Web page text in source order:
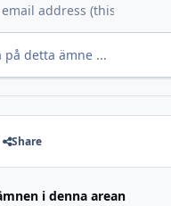
på detta ämne ...
Share
i denna arean